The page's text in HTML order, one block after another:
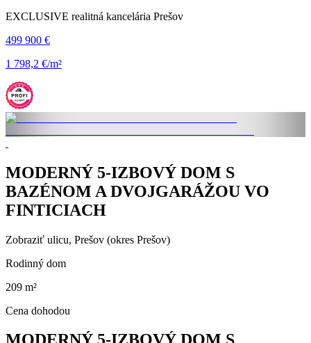
EXCLUSIVE realitná kancelária Prešov
499 900 €
1 798,2 €/m²
MODERNÝ 5-IZBOVÝ DOM S
BAZÉNOM A DVOJGARÁŽOU VO
FINTICIACH
Zobraziť ulicu, Prešov (okres Prešov)
Rodinný dom
209 m²
Cena dohodou